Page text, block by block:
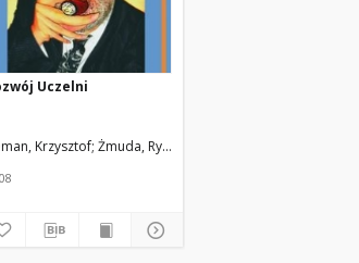
nacz.
Uczelni
Krzysztof Żmuda, Ryszard. Red. nacz.